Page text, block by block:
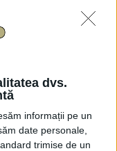
dvs.
informații pe un
date personale,
trimise de un
în finala
Anului 2026” cu
pentru a
în regiune”